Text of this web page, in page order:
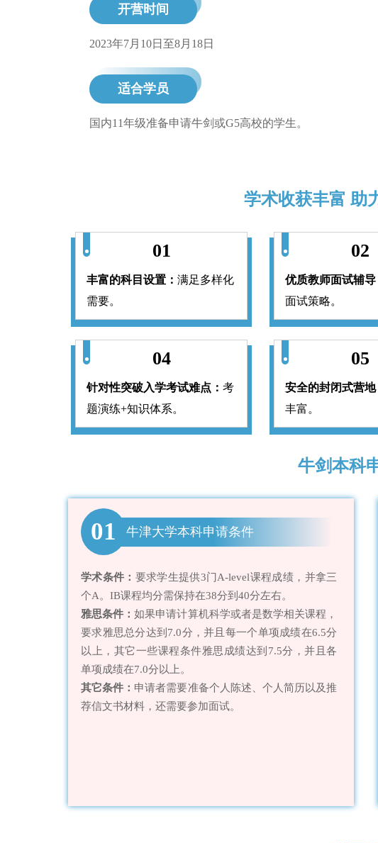
开营时间
2023年7月10日至8月18日
适合学员
国内11年级准备申请牛剑或G5高校的学生。
学术收获丰富 助
01
丰富的科目设置： 满足多样化
需要。
02
优质教师面试辅导
面试策略。
04
针对性突破入学考试难点： 考
题演练+知识体系。
05
安全的封闭式营地
丰富。
牛剑本科
01 牛津大学本科申请条件
学术条件： 要求学生提供3门A-level课程成绩，并拿三
个A。IB课程均分需保持在38分到40分左右。
雅思条件：如果申请计算机科学或者是数学相关课程，
要求雅思总分达到7.0分，并且每一个单项成绩在6.5分
以上，其它一些课程条件雅思成绩达到7.5分，并且各
单项成绩在7.0分以上。
其它条件： 申请者需要准备个人陈述、个人简历以及推
荐信文书材料，还需要参加面试。